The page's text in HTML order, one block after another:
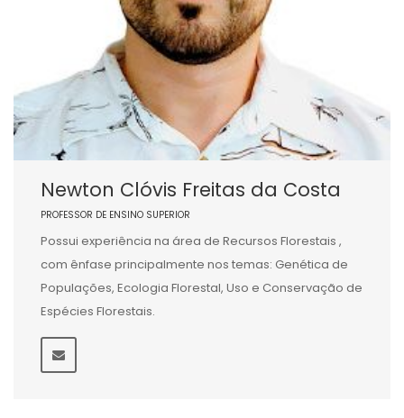
Newton Clóvis Freitas da Costa
PROFESSOR DE ENSINO SUPERIOR
Possui experiência na área de Recursos Florestais ,
com ênfase principalmente nos temas: Genética de
Populações, Ecologia Florestal, Uso e Conservação de
Espécies Florestais.